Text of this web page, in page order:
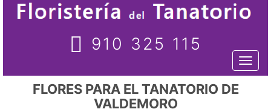
910 325 115
FLORES PARA EL TANATORIO DE
VALDEMORO